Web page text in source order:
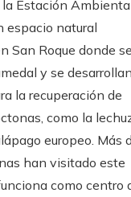
Estación
espacio natural
San Roque donde se
y se desarrollan
la recuperación de
como la
europeo. Más
han visitado este
como centro